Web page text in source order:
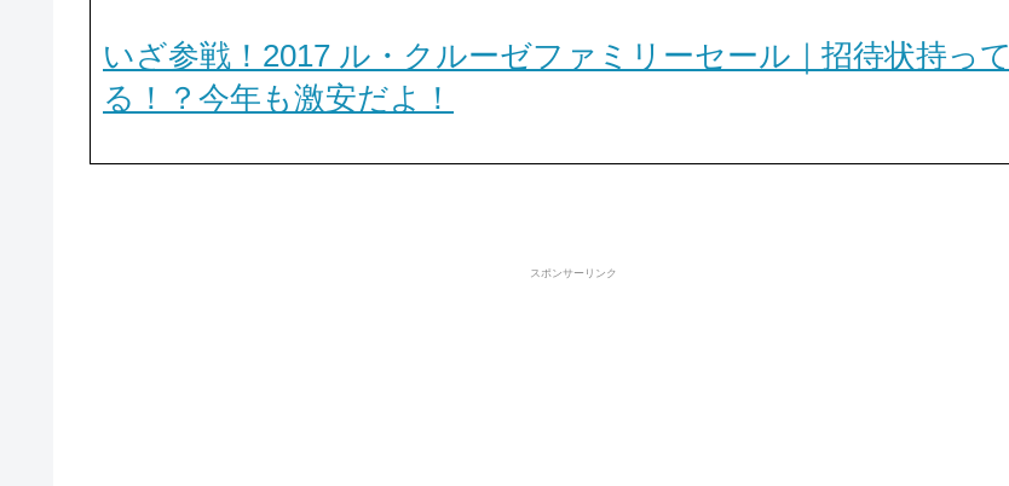
いざ参戦！2017 ル・クルーゼファミリーセール｜招待状持って
る！？今年も激安だよ！
スポンサーリンク